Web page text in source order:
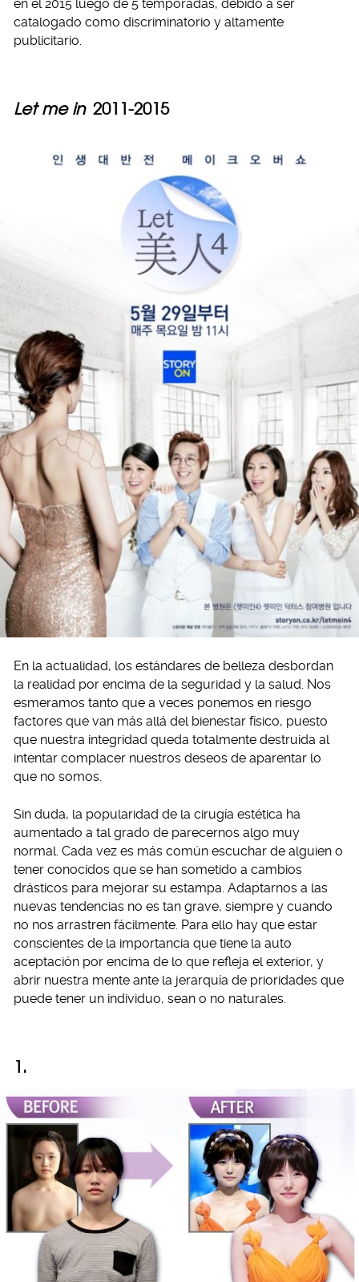
en el 2015 luego de 5 temporadas, debido a ser
catalogado como discriminatorio y altamente
publicitario.
Let me in 2011-2015
En la actualidad, los estándares de belleza desbordan
la realidad por encima de la seguridad y la salud. Nos
esmeramos tanto que a veces ponemos en riesgo
factores que van más allá del bienestar físico, puesto
que nuestra integridad queda totalmente destruida al
intentar complacer nuestros deseos de aparentar lo
que no somos.
Sin duda, la popularidad de la cirugía estética ha
aumentado a tal grado de parecernos algo muy
normal. Cada vez es más común escuchar de alguien o
tener conocidos que se han sometido a cambios
drásticos para mejorar su estampa. Adaptarnos a las
nuevas tendencias no es tan grave, siempre y cuando
no nos arrastren fácilmente. Para ello hay que estar
conscientes de la importancia que tiene la auto
aceptación por encima de lo que refleja el exterior, y
abrir nuestra mente ante la jerarquía de prioridades que
puede tener un individuo, sean o no naturales.
1.